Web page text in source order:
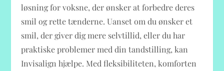
løsning for voksne, der ønsker at forbedre deres
smil og rette tænderne. Uanset om du ønsker et
smil, der giver dig mere selvtillid, eller du har
praktiske problemer med din tandstilling, kan
Invisalign hjælpe. Med fleksibiliteten, komforten